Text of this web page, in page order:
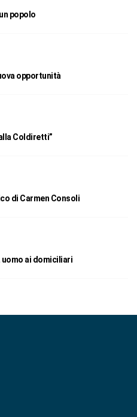
popolo
opportunità
Coldiretti”
di Carmen Consoli
ai domiciliari